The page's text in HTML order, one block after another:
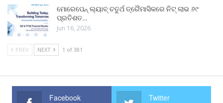
ମୋରେପେନ୍ ଲ୍ୟାବ୍ ଚତୁର୍ଥ ତ୍ରୈମାସିକରେ ନିଟ୍ ଲାଭ ୬୯
ପ୍ରତିଶତ…
Jun 16, 2026
PREV NEXT 1 of 381
Facebook Twitter